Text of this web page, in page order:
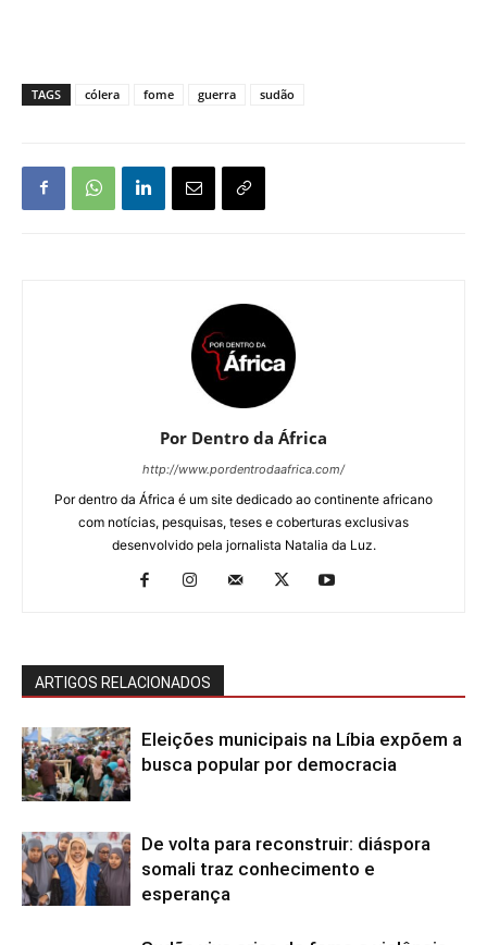
TAGS cólera fome guerra sudão
Por Dentro da África
http://www.pordentrodaafrica.com/
Por dentro da África é um site dedicado ao continente africano
com notícias, pesquisas, teses e coberturas exclusivas
desenvolvido pela jornalista Natalia da Luz.
ARTIGOS RELACIONADOS
Eleições municipais na Líbia expõem a
busca popular por democracia
De volta para reconstruir: diáspora
somali traz conhecimento e
esperança